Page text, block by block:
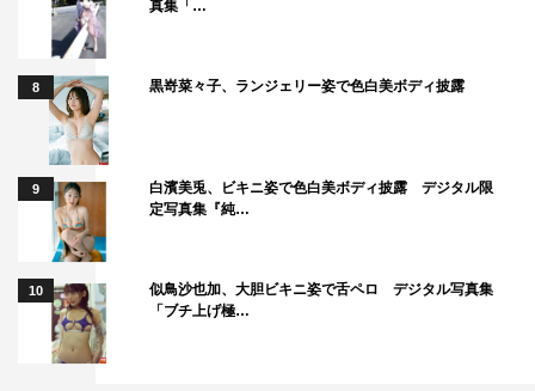
ファンとして見させていただいていたこの作品に参加する
ことができ、皆さんと同じ時間をお芝居で共有することが
できてとても幸せです。そして、映画ではさらに皆さんの
ことが好きになる素晴らしい姿を観ていただけると思いま
す。すこしでも力になれるように一生懸命演じさせていた
だきます。楽しみにしていてください。
「劇場版 おっさんずラブ ～LOVE or DEAD～」
全国東宝系で8月23日（金）全国ロードショー
監督：瑠東東一郎（TVドラマ版監督）
脚本：徳尾浩司
真集「…
8 黒嵜菜々子、ランジェリー姿で色白美ボディ披露
9
白濱美兎、ビキニ姿で色白美ボディ披露 デジタル限
定写真集『純…
10
似鳥沙也加、大胆ビキニ姿で舌ペロ デジタル写真集
「ブチ上げ極…